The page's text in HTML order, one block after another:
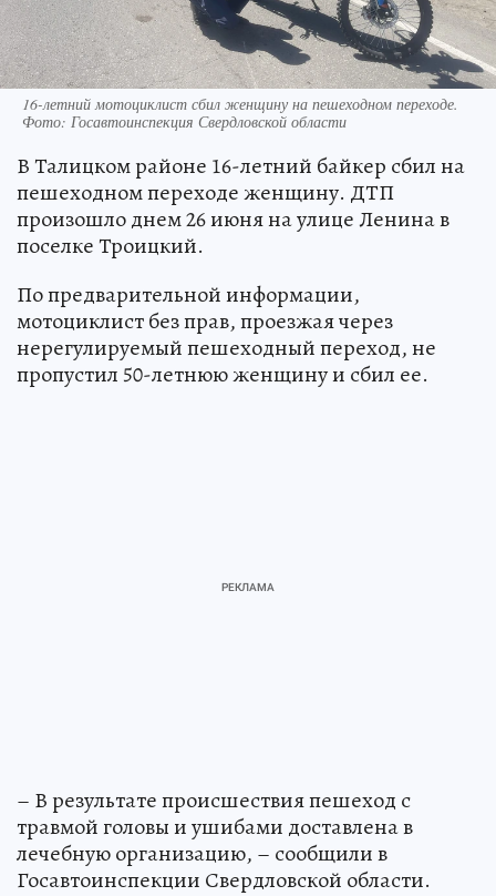
16-летний мотоциклист сбил женщину на пешеходном переходе.
Фото: Госавтоинспекция Свердловской области
В Талицком районе 16-летний байкер сбил на
пешеходном переходе женщину. ДТП
произошло днем 26 июня на улице Ленина в
поселке Троицкий.
По предварительной информации,
мотоциклист без прав, проезжая через
нерегулируемый пешеходный переход, не
пропустил 50-летнюю женщину и сбил ее.
– В результате происшествия пешеход с
травмой головы и ушибами доставлена в
лечебную организацию, – сообщили в
Госавтоинспекции Свердловской области.